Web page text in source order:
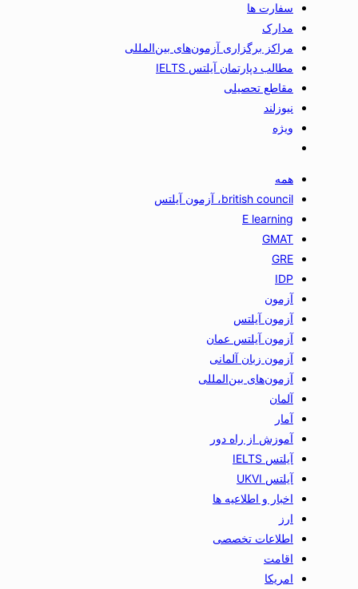
سفارت ها
مدارک
مراکز برگزاری آزمون‌های بین‌المللی
مطالب دپارتمان آیلتس IELTS
مقاطع تحصیلی
نیوزلند
ویژه
همه
british council، آزمون آیلتس
E learning
GMAT
GRE
IDP
آزمون
آزمون آیلتس
آزمون آیلتس عمان
آزمون زبان آلمانی
آزمون‌های بین‌المللی
آلمان
آمار
آموزش از راه دور
آیلتس IELTS
آیلتس UKVI
اخبار و اطلاعیه ها
ارز
اطلاعات تخصصی
اقامت
امریکا